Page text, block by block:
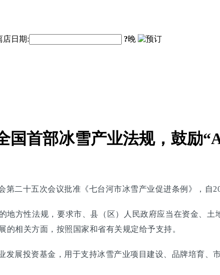
店日期: ?晚
国首部冰雪产业法规，鼓励
第二十五次会议批准《七台河市冰雪产业促进条例》，自
地方性法规，要求市、县（区）人民政府应当在资金、
的相关方面，按照国家和省有关规定给予支持。
发展投资基金，用于支持冰雪产业项目建设、品牌培育、